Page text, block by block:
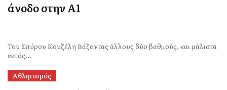
άνοδο στην Α1
Του Σπύρου Κουζέλη Βάζοντας άλλους δύο βαθμούς, και μάλιστα
εκτός...
Αθλητισμός